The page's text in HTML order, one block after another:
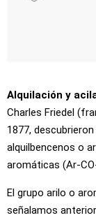
Alquilación y
Charles Friedel
1877,
alquilbencenos o
aromáticas (Ar-
El grupo arilo o
señalamos